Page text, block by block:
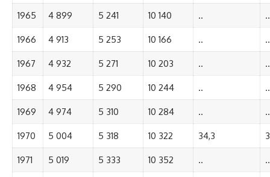
1965 4 899 5 241 10 140 .. ..
1966 4 913 5 253 10 166 .. ..
1967 4 932 5 271 10 203 .. ..
1968 4 954 5 290 10 244 .. ..
1969 4 974 5 310 10 284 .. ..
1970 5 004 5 318 10 322 34,3
1971 5 019 5 333 10 352 .. ..